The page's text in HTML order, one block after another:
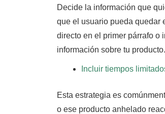
Decide la información que
que el usuario pueda quedar
directo en el primer párrafo o
información sobre tu producto.
Incluir tiempos
Esta estrategia es
o ese producto anhelado